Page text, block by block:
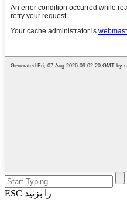
ESC را بزنید